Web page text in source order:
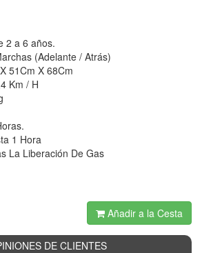
2 a 6 años.
(Adelante / Atrás)
51Cm X 68Cm
Km / H
1 Hora
La Liberación De Gas
Añadir a la Cesta
DE CLIENTES